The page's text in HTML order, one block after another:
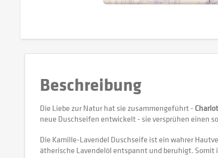
Beschreibung
Die Liebe zur Natur hat sie zusammengeführt -
neue Duschseifen entwickelt - sie versprühen einen
Die Kamille-Lavendel Duschseife ist ein wahrer
ätherische Lavendelöl entspannt und beruhigt.